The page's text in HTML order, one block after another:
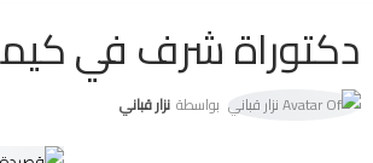
دكتوراة شرف في
بواسطة نزار قباني